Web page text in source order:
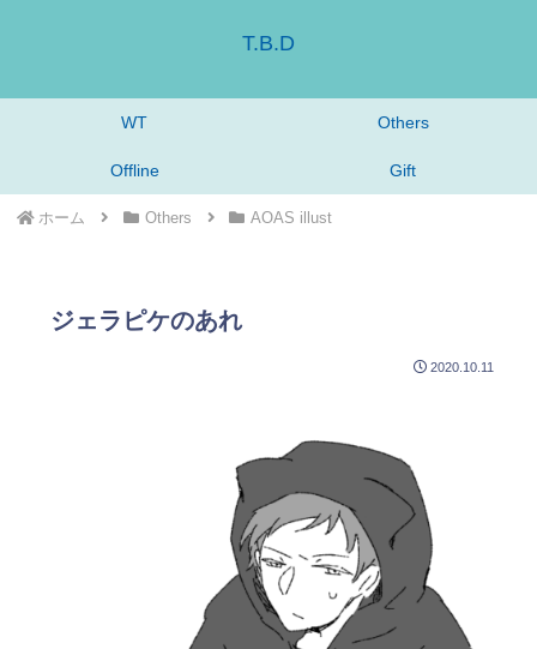
T.B.D
WT Others
Offline Gift
ホーム Others AOAS illust
ジェラピケのあれ
2020.10.11